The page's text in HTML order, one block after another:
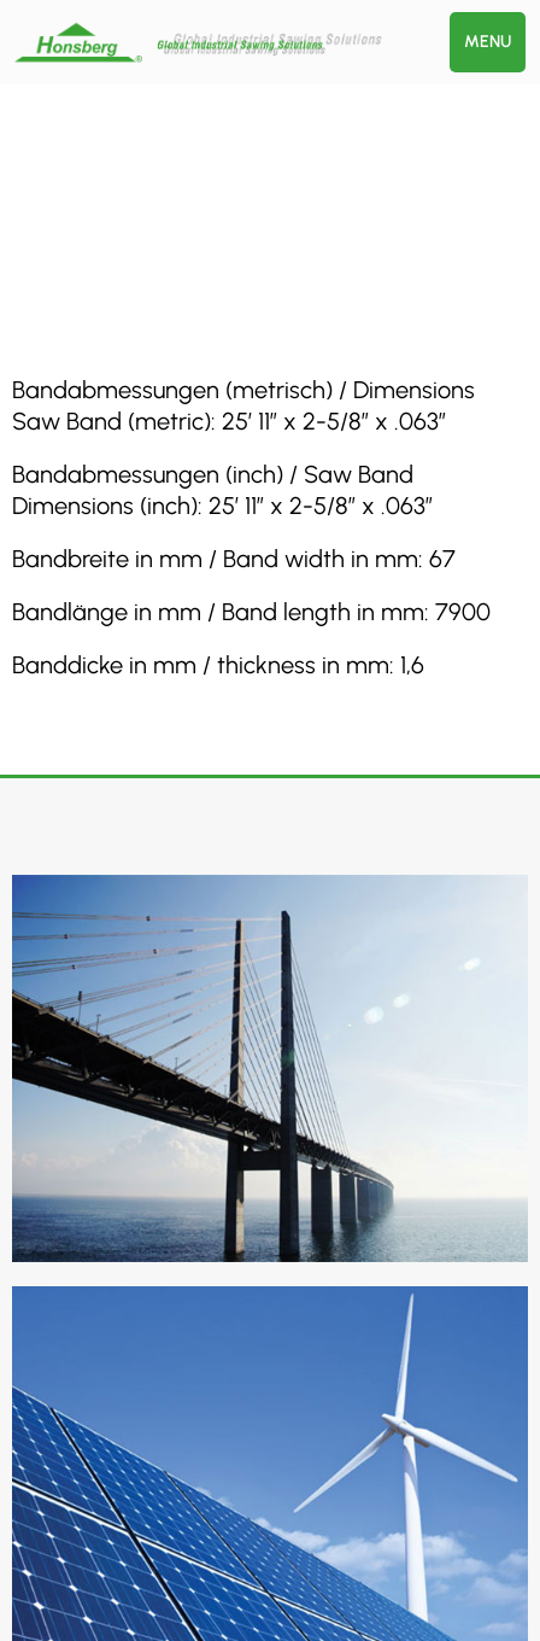
MENU
Bandabmessungen (metrisch) / Dimensions
Saw Band (metric): 25′ 11″ x 2-5/8″ x .063″
Bandabmessungen (inch) / Saw Band
Dimensions (inch): 25′ 11″ x 2-5/8″ x .063″
Bandbreite in mm / Band width in mm: 67
Bandlänge in mm / Band length in mm: 7900
Banddicke in mm / thickness in mm: 1,6